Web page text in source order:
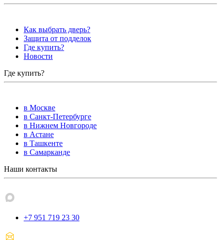
Как выбрать дверь?
Защита от подделок
Где купить?
Новости
Где купить?
в Москве
в Санкт-Петербурге
в Нижнем Новгороде
в Астане
в Ташкенте
в Самарканде
Наши контакты
+7 951 719 23 30